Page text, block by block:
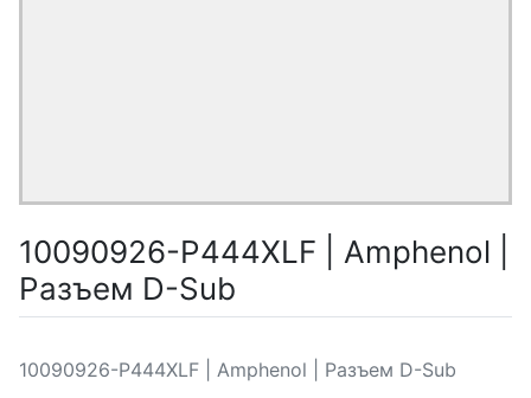
10090926-P444XLF | Amphenol |
Разъем D-Sub
10090926-P444XLF | Amphenol | Разъем D-Sub